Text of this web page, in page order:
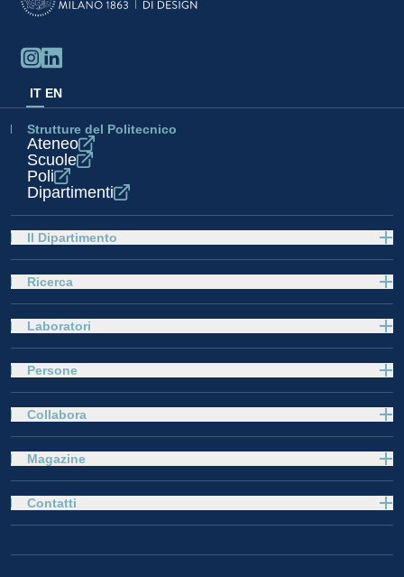
IT EN
Strutture del Politecnico
Ateneo
Scuole
Poli
Dipartimenti
Il Dipartimento
Ricerca
Laboratori
Persone
Collabora
Magazine
Contatti